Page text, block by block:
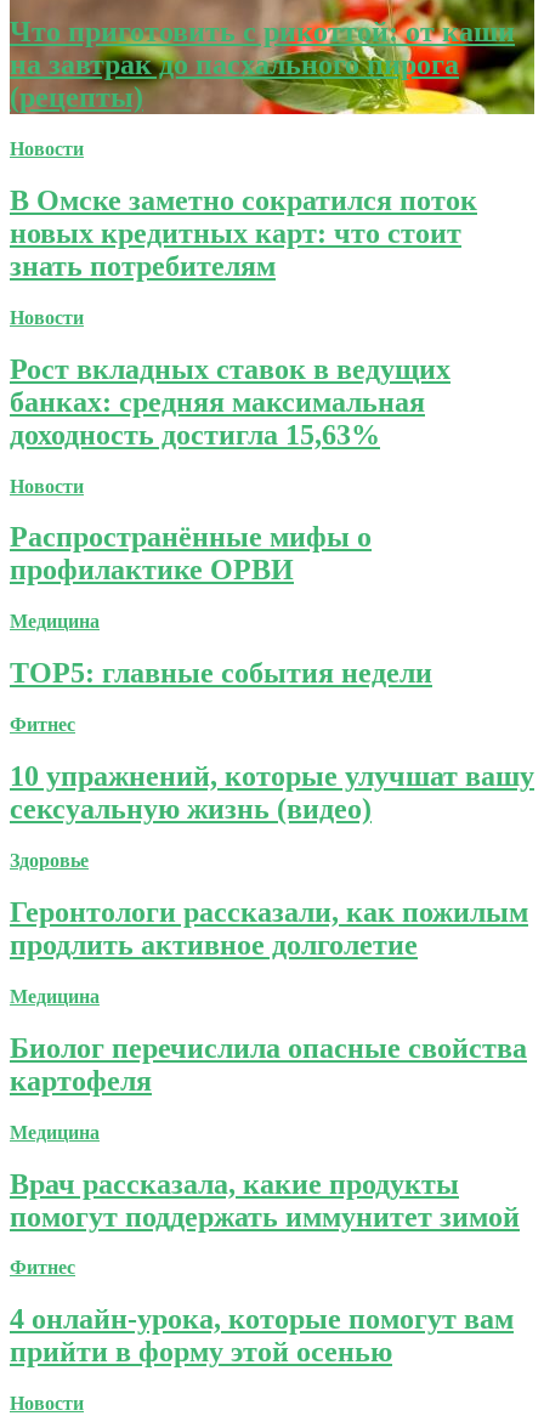
Что приготовить с рикоттой: от каши
на завтрак до пасхального пирога
(рецепты)
Новости
В Омске заметно сократился поток
новых кредитных карт: что стоит
знать потребителям
Новости
Рост вкладных ставок в ведущих
банках: средняя максимальная
доходность достигла 15,63%
Новости
Распространённые мифы о
профилактике ОРВИ
Медицина
TOP5: главные события недели
Фитнес
10 упражнений, которые улучшат вашу
сексуальную жизнь (видео)
Здоровье
Геронтологи рассказали, как пожилым
продлить активное долголетие
Медицина
Биолог перечислила опасные свойства
картофеля
Медицина
Врач рассказала, какие продукты
помогут поддержать иммунитет зимой
Фитнес
4 онлайн-урока, которые помогут вам
прийти в форму этой осенью
Новости